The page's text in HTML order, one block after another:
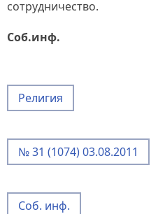
сотрудничество.
Соб.инф.
Религия
№ 31 (1074) 03.08.2011
Соб. инф.